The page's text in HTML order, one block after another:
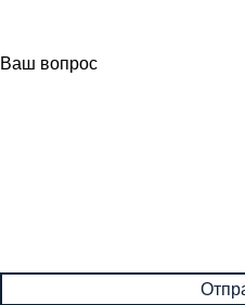
Ваш вопрос